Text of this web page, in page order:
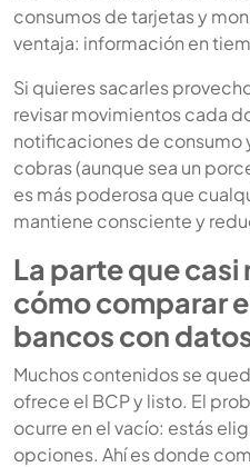
consumos de tarjetas y
ventaja: información en
Si quieres sacarles
revisar movimientos cada
notificaciones de consumo
cobras (aunque sea un
es más poderosa que
mantiene consciente y
La parte que
cómo comparar
bancos con
Muchos contenidos se
ofrece el BCP y listo. El
ocurre en el vacío: estás
opciones. Ahí es donde